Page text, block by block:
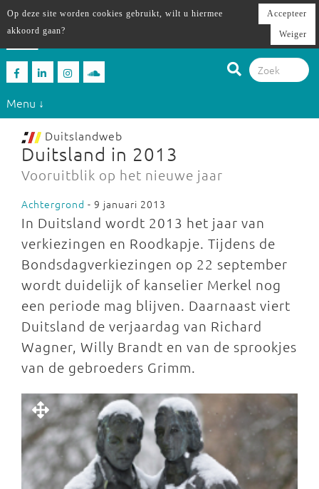
Menu ↓
Duitslandweb
Duitsland in 2013
Vooruitblik op het nieuwe jaar
Achtergrond - 9 januari 2013
In Duitsland wordt 2013 het jaar van
verkiezingen en Roodkapje. Tijdens de
Bondsdagverkiezingen op 22 september
wordt duidelijk of kanselier Merkel nog
een periode mag blijven. Daarnaast viert
Duitsland de verjaardag van Richard
Wagner, Willy Brandt en van de sprookjes
van de gebroeders Grimm.
Op deze site worden cookies gebruikt, wilt u hiermee
akkoord gaan?
Accepteer
Weiger